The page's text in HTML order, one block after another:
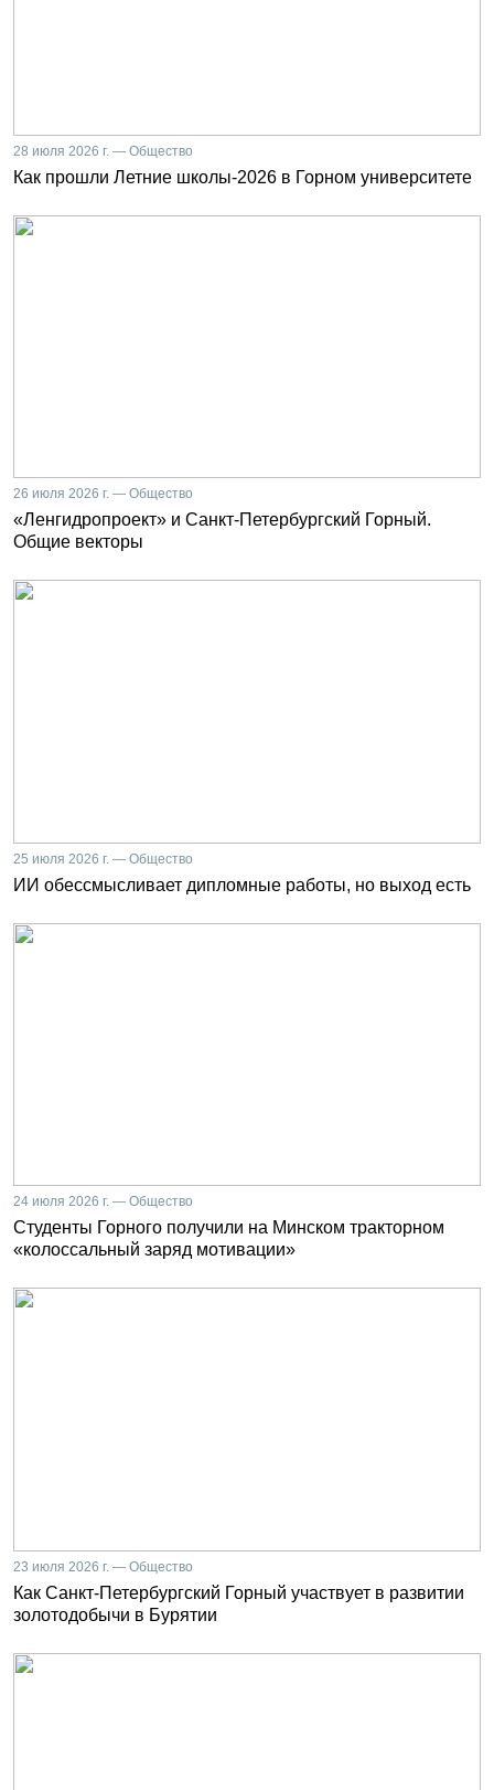
28 июля 2026 г. — Общество
Как прошли Летние школы-2026 в Горном университете
26 июля 2026 г. — Общество
«Ленгидропроект» и Санкт-Петербургский Горный.
Общие векторы
25 июля 2026 г. — Общество
ИИ обессмысливает дипломные работы, но выход есть
24 июля 2026 г. — Общество
Студенты Горного получили на Минском тракторном
«колоссальный заряд мотивации»
23 июля 2026 г. — Общество
Как Санкт-Петербургский Горный участвует в развитии
золотодобычи в Бурятии